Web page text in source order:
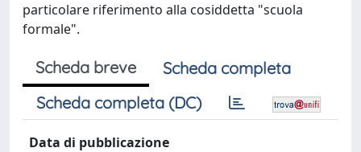
particolare riferimento alla cosiddetta "scuola
formale".
Scheda breve
Scheda completa
Scheda completa (DC)
Data di pubblicazione